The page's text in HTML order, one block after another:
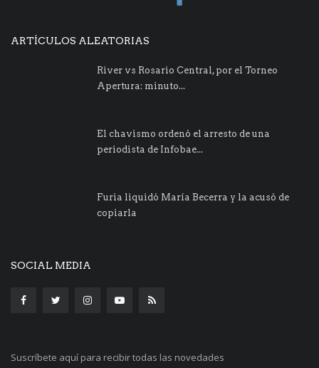
ARTÍCULOS ALEATORIAS
River vs Rosario Central, por el Torneo
Apertura: minuto...
El chavismo ordenó el arresto de una
periodista de Infobae...
Furia liquidó María Becerra y la acusó de
copiarla
SOCIAL MEDIA
Suscríbete aquí para recibir todas las novedades